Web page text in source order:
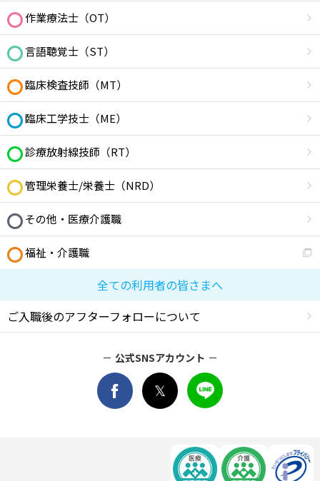
作業療法士（OT）
言語聴覚士（ST）
臨床検査技師（MT）
臨床工学技士（ME）
診療放射線技師（RT）
管理栄養士/栄養士（NRD）
その他・医療介護職
福祉・介護職
全ての利用者の皆さまへ
ご入職後のアフターフォローについて
公式SNSアカウント